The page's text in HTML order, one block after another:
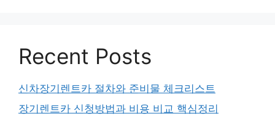
Recent Posts
신차장기렌트카 절차와 준비물 체크리스트
장기렌트카 신청방법과 비용 비교 핵심정리